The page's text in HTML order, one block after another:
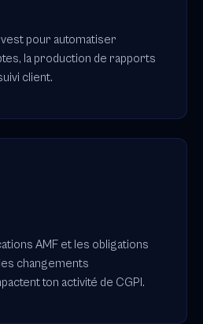
pour automatiser
la production de rapports
client.
AMF et les obligations
changements
ton activité de CGPI.